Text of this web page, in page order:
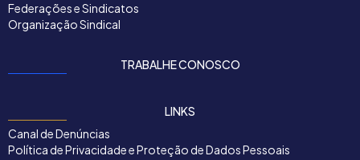
Federações e Sindicatos
Organização Sindical
TRABALHE CONOSCO
LINKS
Canal de Denúncias
Política de Privacidade e Proteção de Dados Pessoais